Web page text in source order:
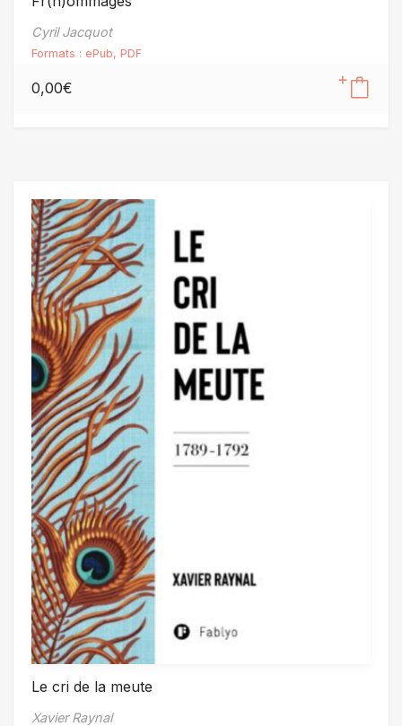
Cyril Jacquot
Formats : ePub, PDF
0,00€
Le cri de la meute
Xavier Raynal